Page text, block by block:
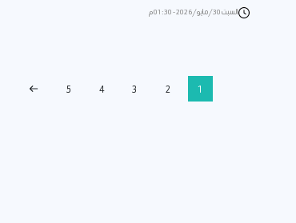
السبت 30/مايو/2026 - 01:30 م
1
2
3
4
5